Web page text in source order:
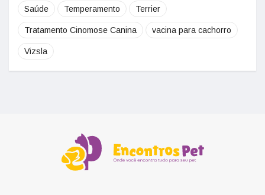
Saúde Temperamento Terrier
Tratamento Cinomose Canina vacina para cachorro
Vizsla